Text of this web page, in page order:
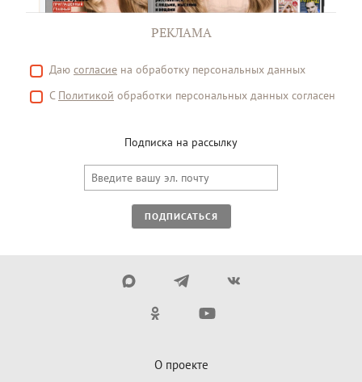
РЕКЛАМА
Даю согласие на обработку персональных данных
С Политикой обработки персональных данных согласен
Подписка на рассылку
ПОДПИСАТЬСЯ
О проекте